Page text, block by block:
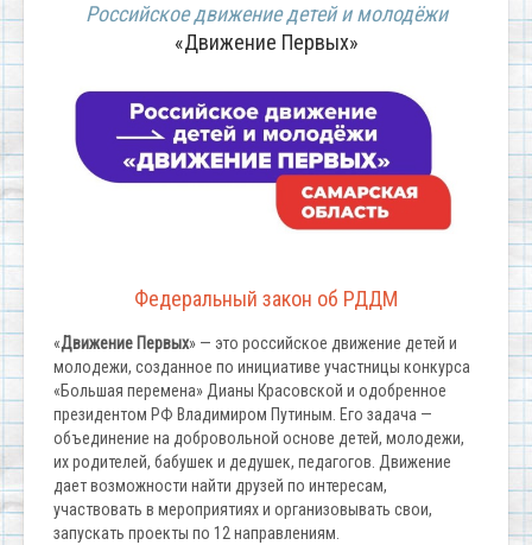
Российское движение детей и молодёжи
«Движение Первых»
Федеральный закон об РДДМ
«Движение Первых» — это российское движение детей и
молодежи, созданное по инициативе участницы конкурса
«Большая перемена» Дианы Красовской и одобренное
президентом РФ Владимиром Путиным. Его задача —
объединение на добровольной основе детей, молодежи,
их родителей, бабушек и дедушек, педагогов. Движение
дает возможности найти друзей по интересам,
участвовать в мероприятиях и организовывать свои,
запускать проекты по 12 направлениям.